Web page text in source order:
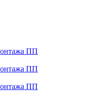
ПП
ПП
ПП